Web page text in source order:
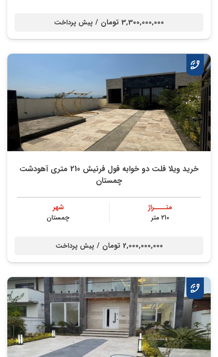
3,300,000,000 تومان / پیش پرداخت
خرید ویلا فلت دو خوابه فول فرنیش 210 متری آهودشت
چمستان
متــــراژ
210 متر
شهر
چمستان
2,000,000,000 تومان / پیش پرداخت